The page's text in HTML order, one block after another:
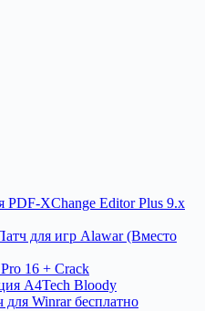
PDF-XChange Editor Plus 9.x
для игр Alawar (Вместо
16 + Crack
A4Tech Bloody
Winrar бесплатно